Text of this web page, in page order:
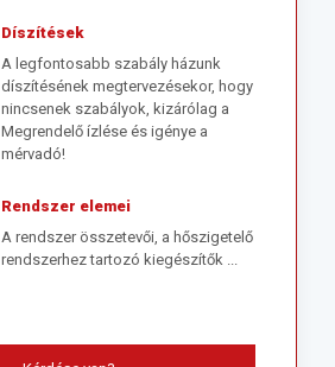
Díszítések
A legfontosabb szabály házunk
díszítésének megtervezésekor, hogy
nincsenek szabályok, kizárólag a
Megrendelő ízlése és igénye a
mérvadó!
Rendszer elemei
A rendszer összetevői, a hőszigetelő
rendszerhez tartozó kiegészítők ...